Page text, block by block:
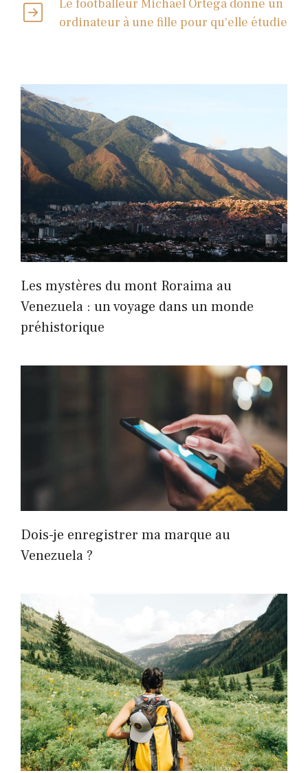
Le footballeur Michael Ortega donne un
ordinateur à une fille pour qu'elle étudie
Les mystères du mont Roraima au
Venezuela : un voyage dans un monde
préhistorique
Dois-je enregistrer ma marque au
Venezuela ?